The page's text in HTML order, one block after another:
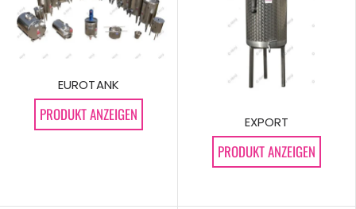
EUROTANK
PRODUKT ANZEIGEN EXPORT
PRODUKT ANZEIGEN